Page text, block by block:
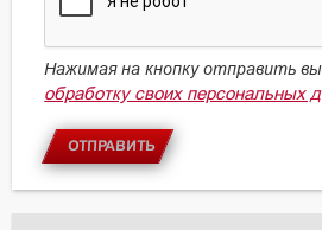
Нажимая на кнопку отправить
обработку своих персональных
ОТПРАВИТЬ